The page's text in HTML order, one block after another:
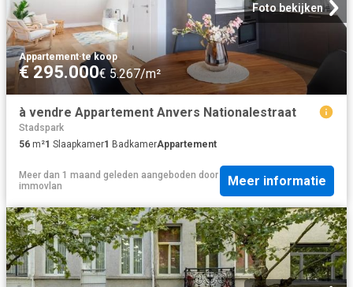
Foto bekijken
Appartement·te koop
€ 295.000€ 5.267/m²
à vendre Appartement Anvers Nationalestraat
Stadspark
56 m²1 Slaapkamer1 BadkamerAppartement
Meer dan 1 maand geleden aangeboden door
immovlan
Meer informatie